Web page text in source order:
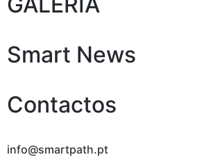
Smart News
Contactos
info@smartpath.pt